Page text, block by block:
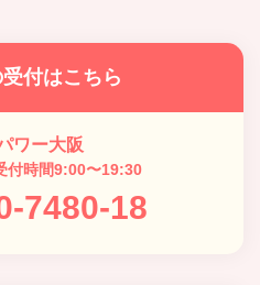
付はこちら
ワー大阪
時間9:00〜19:30
7480-18